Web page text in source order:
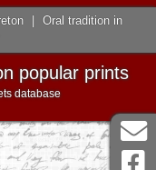
Oral tradition in
popular prints
database